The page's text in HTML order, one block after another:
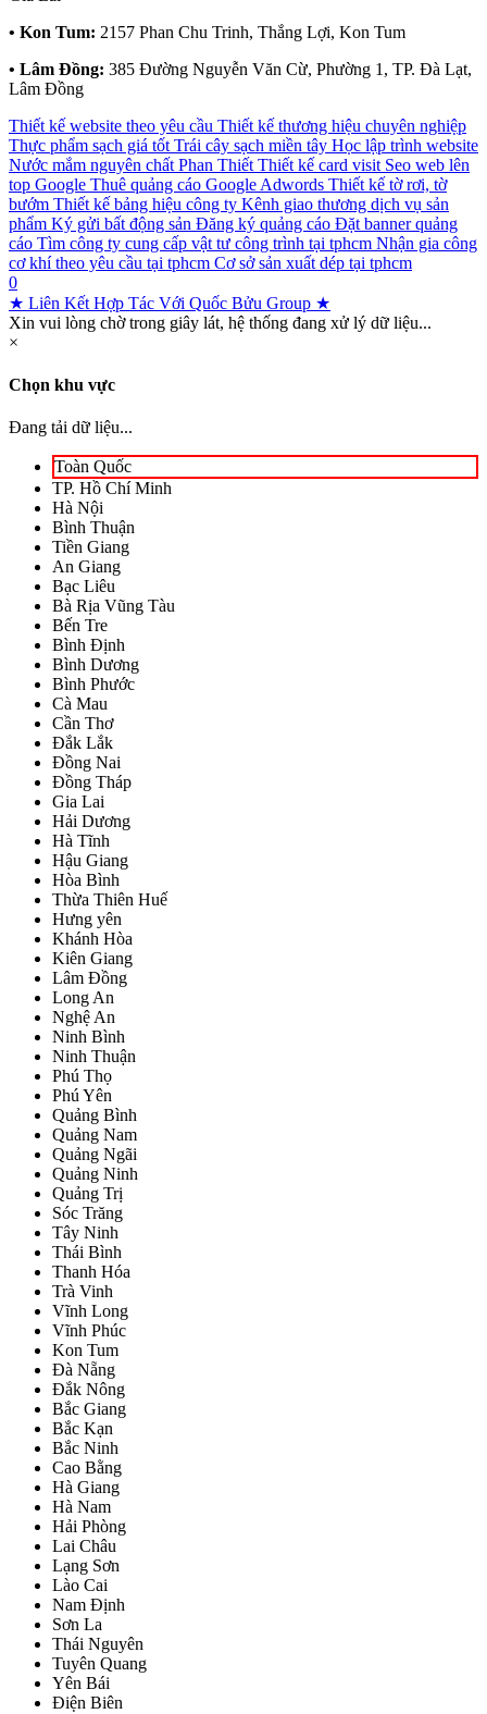
• Kon Tum: 2157 Phan Chu Trinh, Thắng Lợi, Kon Tum
• Lâm Đồng: 385 Đường Nguyễn Văn Cừ, Phường 1, TP. Đà Lạt,
Lâm Đồng
Thiết kế website theo yêu cầu Thiết kế thương hiệu chuyên nghiệp
Thực phẩm sạch giá tốt Trái cây sạch miền tây Học lập trình website
Nước mắm nguyên chất Phan Thiết Thiết kế card visit Seo web lên
top Google Thuê quảng cáo Google Adwords Thiết kế tờ rơi, tờ
bướm Thiết kế bảng hiệu công ty Kênh giao thương dịch vụ sản
phẩm Ký gửi bất động sản Đăng ký quảng cáo Đặt banner quảng
cáo Tìm công ty cung cấp vật tư công trình tại tphcm Nhận gia công
cơ khí theo yêu cầu tại tphcm Cơ sở sản xuất dép tại tphcm
0
★ Liên Kết Hợp Tác Với Quốc Bửu Group ★
Xin vui lòng chờ trong giây lát, hệ thống đang xử lý dữ liệu...
×
Chọn khu vực
Đang tải dữ liệu...
Toàn Quốc
TP. Hồ Chí Minh
Hà Nội
Bình Thuận
Tiền Giang
An Giang
Bạc Liêu
Bà Rịa Vũng Tàu
Bến Tre
Bình Định
Bình Dương
Bình Phước
Cà Mau
Cần Thơ
Đắk Lắk
Đồng Nai
Đồng Tháp
Gia Lai
Hải Dương
Hà Tĩnh
Hậu Giang
Hòa Bình
Thừa Thiên Huế
Hưng yên
Khánh Hòa
Kiên Giang
Lâm Đồng
Long An
Nghệ An
Ninh Bình
Ninh Thuận
Phú Thọ
Phú Yên
Quảng Bình
Quảng Nam
Quảng Ngãi
Quảng Ninh
Quảng Trị
Sóc Trăng
Tây Ninh
Thái Bình
Thanh Hóa
Trà Vinh
Vĩnh Long
Vĩnh Phúc
Kon Tum
Đà Nẵng
Đắk Nông
Bắc Giang
Bắc Kạn
Bắc Ninh
Cao Bằng
Hà Giang
Hà Nam
Hải Phòng
Lai Châu
Lạng Sơn
Lào Cai
Nam Định
Sơn La
Thái Nguyên
Tuyên Quang
Yên Bái
Điện Biên